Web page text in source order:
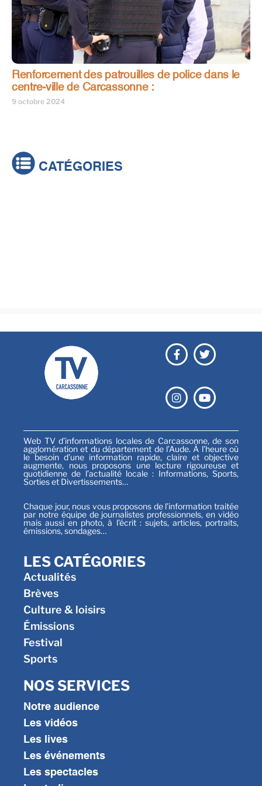
Renforcement des patrouilles de police dans le
centre-ville de Carcassonne :
9 octobre 2024
CATÉGORIES
Web TV d’informations locales de Carcassonne, de son
agglomération et du département de l’Aude. À l’heure où
le besoin d’une information rapide, claire et objective
augmente, nous proposons une lecture rigoureuse et
quotidienne de l’actualité locale : Informations, Sports,
Sorties et Divertissements…
Chaque jour, nous vous proposons de l’information traitée
par notre équipe de journalistes professionnels, en vidéo
mais aussi en photo, à l’écrit : sujets, articles, portraits,
émissions, sondages…
LES CATÉGORIES
Actualités
Brèves
Culture & loisirs
Émissions
Festival
Sports
NOS SERVICES
Notre audience
Les vidéos
Les lives
Les événements
Les spectacles